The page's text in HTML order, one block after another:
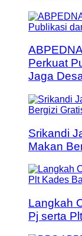
Perkuat
Jaga
Srikandi
Makan
Langkah
Pj serta